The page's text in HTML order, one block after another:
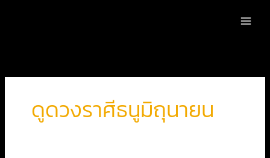
ดูดวงราศีธนูมิถุนายน